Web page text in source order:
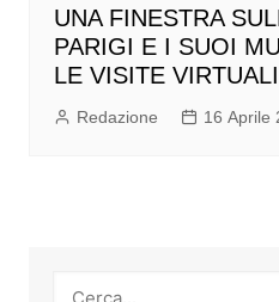
UNA FINESTRA
PARIGI E I SUOI
LE VISITE VIRTUALI
Redazione 16 Aprile